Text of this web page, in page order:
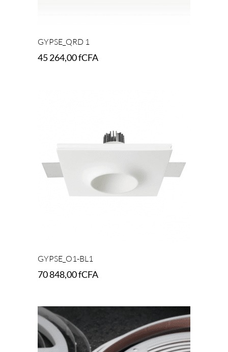
GYPSE_QRD 1
45 264,00fCFA
GYPSE_O1-BL1
70 848,00fCFA